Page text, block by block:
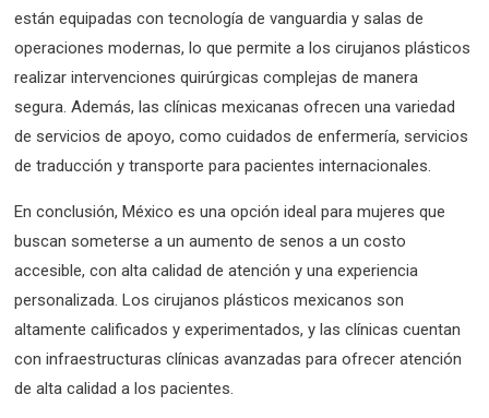
están equipadas con tecnología de vanguardia y salas de
operaciones modernas, lo que permite a los cirujanos plásticos
realizar intervenciones quirúrgicas complejas de manera
segura. Además, las clínicas mexicanas ofrecen una variedad
de servicios de apoyo, como cuidados de enfermería, servicios
de traducción y transporte para pacientes internacionales.
En conclusión, México es una opción ideal para mujeres que
buscan someterse a un aumento de senos a un costo
accesible, con alta calidad de atención y una experiencia
personalizada. Los cirujanos plásticos mexicanos son
altamente calificados y experimentados, y las clínicas cuentan
con infraestructuras clínicas avanzadas para ofrecer atención
de alta calidad a los pacientes.